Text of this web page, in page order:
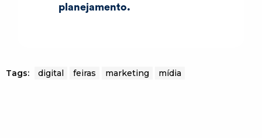
planejamento.
Tags: digital feiras marketing mídia